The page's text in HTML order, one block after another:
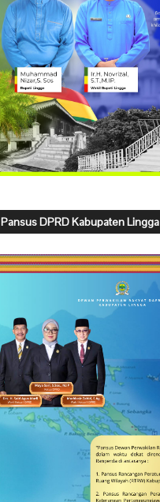
Pansus DPRD Kabupaten Lingga